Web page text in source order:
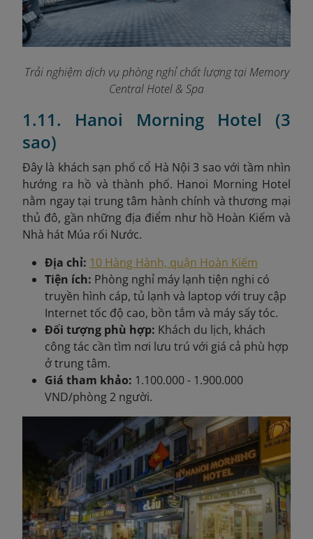
Trải nghiệm dịch vụ phòng nghỉ chất lượng tại Memory
Central Hotel & Spa
1.11. Hanoi Morning Hotel (3
sao)
Đây là khách sạn phố cổ Hà Nội 3 sao với tầm nhìn
hướng ra hồ và thành phố. Hanoi Morning Hotel
nằm ngay tại trung tâm hành chính và thương mại
thủ đô, gần những địa điểm như hồ Hoàn Kiếm và
Nhà hát Múa rối Nước.
Địa chỉ: 10 Hàng Hành, quận Hoàn Kiếm
Tiện ích: Phòng nghỉ máy lạnh tiện nghi có
truyền hình cáp, tủ lạnh và laptop với truy cập
Internet tốc độ cao, bồn tắm và máy sấy tóc.
Đối tượng phù hợp: Khách du lịch, khách
công tác cần tìm nơi lưu trú với giá cả phù hợp
ở trung tâm.
Giá tham khảo: 1.100.000 - 1.900.000
VND/phòng 2 người.